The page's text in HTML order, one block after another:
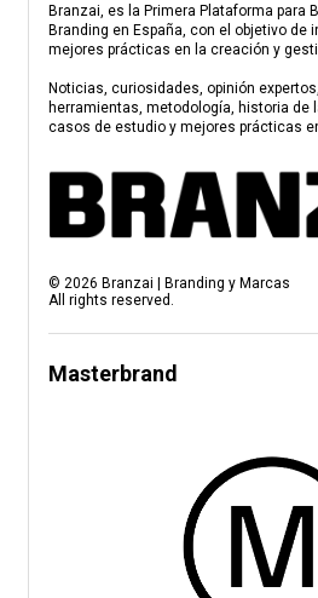
Branzai, es la Primera Plataforma para
Branding en España, con el objetivo de
mejores prácticas en la creación y
Noticias, curiosidades, opinión
herramientas, metodología, historia de
casos de estudio y mejores prácticas
© 2026 Branzai | Branding y Marcas
All rights reserved.
Masterbrand